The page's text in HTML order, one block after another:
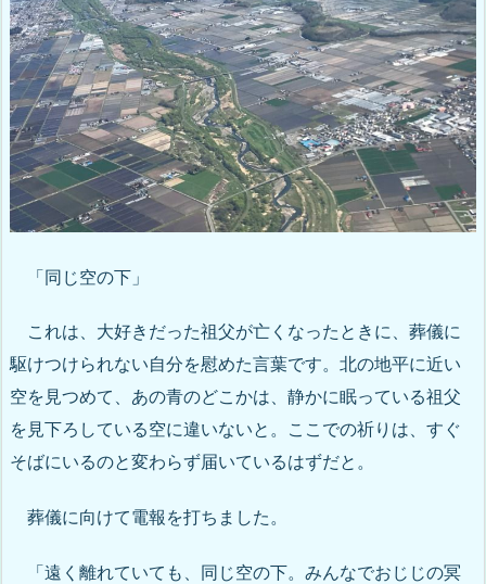
「同じ空の下」
これは、大好きだった祖父が亡くなったときに、葬儀に
駆けつけられない自分を慰めた言葉です。北の地平に近い
空を見つめて、あの青のどこかは、静かに眠っている祖父
を見下ろしている空に違いないと。ここでの祈りは、すぐ
そばにいるのと変わらず届いているはずだと。
葬儀に向けて電報を打ちました。
「遠く離れていても、同じ空の下。みんなでおじじの冥